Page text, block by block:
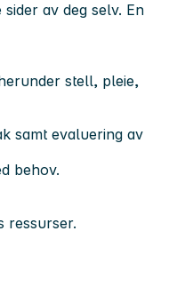
av deg selv. En
stell, pleie,
samt evaluering av
behov.
ressurser.